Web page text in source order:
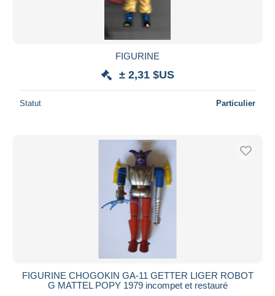
FIGURINE
± 2,31 $US
Statut Particulier
FIGURINE CHOGOKIN GA-11 GETTER LIGER ROBOT
G MATTEL POPY 1979 incompet et restauré